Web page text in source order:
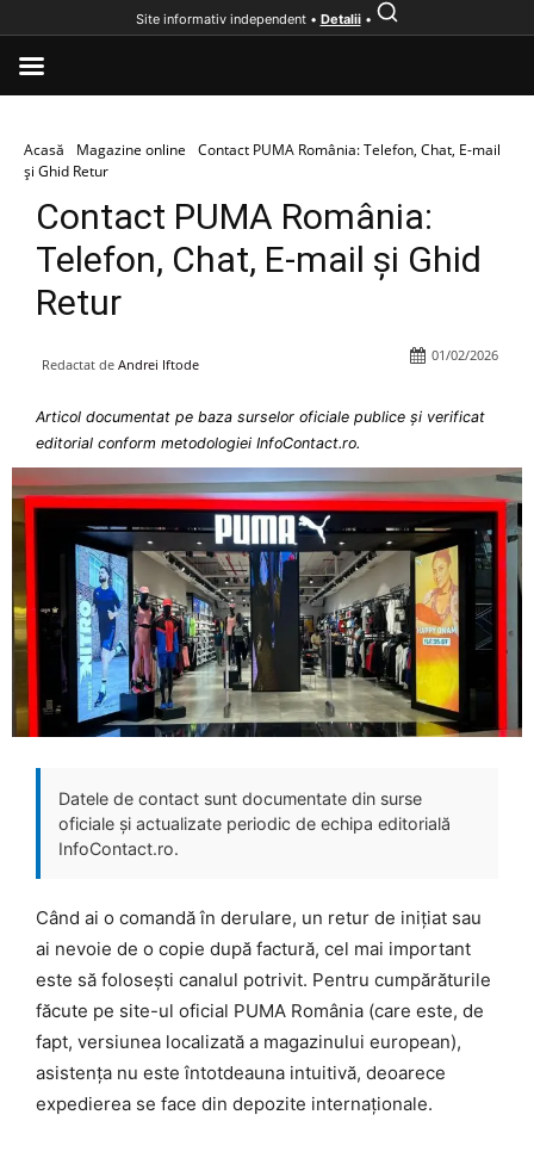
Acasă Magazine online
Contact PUMA România: Telefon, Chat, E-mail
și Ghid Retur
Contact PUMA România:
Telefon, Chat, E-mail și Ghid
Retur
Redactat de Andrei Iftode
01/02/2026
Articol documentat pe baza surselor oficiale publice și verificat
editorial conform metodologiei InfoContact.ro.
Datele de contact sunt documentate din surse
oficiale și actualizate periodic de echipa editorială
InfoContact.ro.
Când ai o comandă în derulare, un retur de inițiat sau
ai nevoie de o copie după factură, cel mai important
este să folosești canalul potrivit. Pentru cumpărăturile
făcute pe site-ul oficial PUMA România (care este, de
fapt, versiunea localizată a magazinului european),
asistența nu este întotdeauna intuitivă, deoarece
expedierea se face din depozite internaționale.
Site informativ independent • Detalii•